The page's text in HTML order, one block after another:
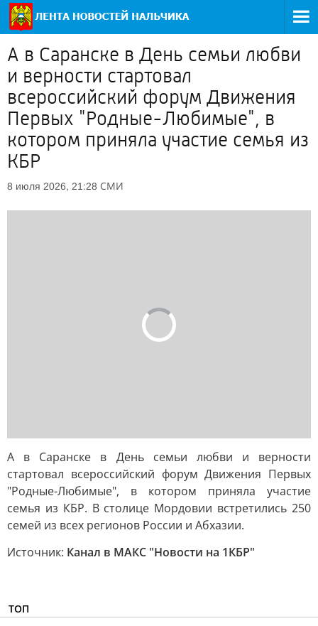
А в Саранске в День семьи любви
и верности стартовал
всероссийский форум Движения
Первых "Родные-Любимые", в
котором приняла участие семья из
КБР
8 июля 2026, 21:28 СМИ
А в Саранске в День семьи любви и верности
стартовал всероссийский форум Движения Первых
"Родные-Любимые", в котором приняла участие
семья из КБР. В столице Мордовии встретились 250
семей из всех регионов России и Абхазии.
Источник: Канал в МАКС "Новости на 1КБР"
ТОП